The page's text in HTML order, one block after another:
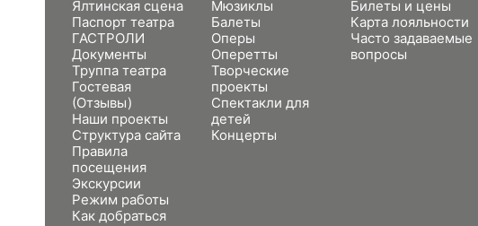
Ялтинская сцена
Паспорт театра
ГАСТРОЛИ
Документы
Труппа театра
Гостевая
(Отзывы)
Наши проекты
Структура сайта
Правила
посещения
Экскурсии
Режим работы
Как добраться
Мюзиклы
Балеты
Оперы
Оперетты
Творческие
проекты
Спектакли для
детей
Концерты
Билеты и цены
Карта лояльности
Часто задаваемые
вопросы